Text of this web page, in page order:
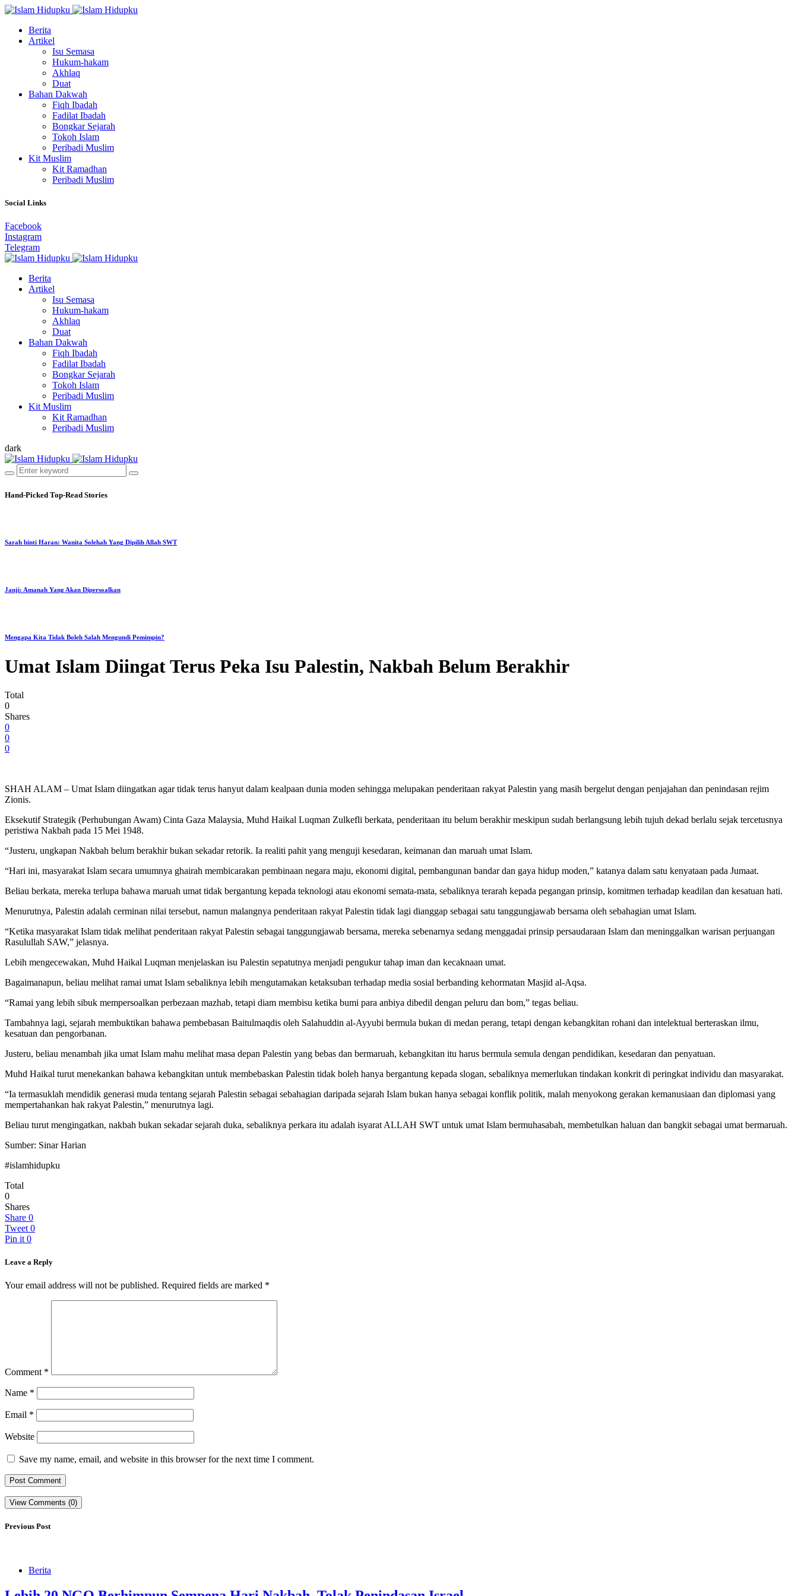
Berita
Artikel
Isu Semasa
Hukum-hakam
Akhlaq
Duat
Bahan Dakwah
Fiqh Ibadah
Fadilat Ibadah
Bongkar Sejarah
Tokoh Islam
Peribadi Muslim
Kit Muslim
Kit Ramadhan
Peribadi Muslim
Social Links
Facebook
Instagram
Telegram
Berita
Artikel
Isu Semasa
Hukum-hakam
Akhlaq
Duat
Bahan Dakwah
Fiqh Ibadah
Fadilat Ibadah
Bongkar Sejarah
Tokoh Islam
Peribadi Muslim
Kit Muslim
Kit Ramadhan
Peribadi Muslim
dark
Hand-Picked Top-Read Stories
Sarah binti Haran: Wanita Solehah Yang Dipilih Allah SWT
Janji: Amanah Yang Akan Dipersoalkan
Mengapa Kita Tidak Boleh Salah Mengundi Pemimpin?
Umat Islam Diingat Terus Peka Isu Palestin, Nakbah Belum Berakhir
Total
0
Shares
0
0
0
SHAH ALAM – Umat Islam diingatkan agar tidak terus hanyut dalam kealpaan dunia moden sehingga melupakan penderitaan rakyat Palestin yang masih bergelut dengan penjajahan dan penindasan rejim
Zionis.
Eksekutif Strategik (Perhubungan Awam) Cinta Gaza Malaysia, Muhd Haikal Luqman Zulkefli berkata, penderitaan itu belum berakhir meskipun sudah berlangsung lebih tujuh dekad berlalu sejak tercetusnya
peristiwa Nakbah pada 15 Mei 1948.
“Justeru, ungkapan Nakbah belum berakhir bukan sekadar retorik. Ia realiti pahit yang menguji kesedaran, keimanan dan maruah umat Islam.
“Hari ini, masyarakat Islam secara umumnya ghairah membicarakan pembinaan negara maju, ekonomi digital, pembangunan bandar dan gaya hidup moden,” katanya dalam satu kenyataan pada Jumaat.
Beliau berkata, mereka terlupa bahawa maruah umat tidak bergantung kepada teknologi atau ekonomi semata-mata, sebaliknya terarah kepada pegangan prinsip, komitmen terhadap keadilan dan kesatuan hati.
Menurutnya, Palestin adalah cerminan nilai tersebut, namun malangnya penderitaan rakyat Palestin tidak lagi dianggap sebagai satu tanggungjawab bersama oleh sebahagian umat Islam.
“Ketika masyarakat Islam tidak melihat penderitaan rakyat Palestin sebagai tanggungjawab bersama, mereka sebenarnya sedang menggadai prinsip persaudaraan Islam dan meninggalkan warisan perjuangan
Rasulullah SAW,” jelasnya.
Lebih mengecewakan, Muhd Haikal Luqman menjelaskan isu Palestin sepatutnya menjadi pengukur tahap iman dan kecaknaan umat.
Bagaimanapun, beliau melihat ramai umat Islam sebaliknya lebih mengutamakan ketaksuban terhadap media sosial berbanding kehormatan Masjid al-Aqsa.
“Ramai yang lebih sibuk mempersoalkan perbezaan mazhab, tetapi diam membisu ketika bumi para anbiya dibedil dengan peluru dan bom,” tegas beliau.
Tambahnya lagi, sejarah membuktikan bahawa pembebasan Baitulmaqdis oleh Salahuddin al-Ayyubi bermula bukan di medan perang, tetapi dengan kebangkitan rohani dan intelektual berteraskan ilmu,
kesatuan dan pengorbanan.
Justeru, beliau menambah jika umat Islam mahu melihat masa depan Palestin yang bebas dan bermaruah, kebangkitan itu harus bermula semula dengan pendidikan, kesedaran dan penyatuan.
Muhd Haikal turut menekankan bahawa kebangkitan untuk membebaskan Palestin tidak boleh hanya bergantung kepada slogan, sebaliknya memerlukan tindakan konkrit di peringkat individu dan masyarakat.
“Ia termasuklah mendidik generasi muda tentang sejarah Palestin sebagai sebahagian daripada sejarah Islam bukan hanya sebagai konflik politik, malah menyokong gerakan kemanusiaan dan diplomasi yang
mempertahankan hak rakyat Palestin,” menurutnya lagi.
Beliau turut mengingatkan, nakbah bukan sekadar sejarah duka, sebaliknya perkara itu adalah isyarat ALLAH SWT untuk umat Islam bermuhasabah, membetulkan haluan dan bangkit sebagai umat bermaruah.
Sumber: Sinar Harian
#islamhidupku
Total
0
Shares
Share 0
Tweet 0
Pin it 0
Leave a Reply
Your email address will not be published. Required fields are marked *
Comment *
Name *
Email *
Website
Save my name, email, and website in this browser for the next time I comment.
View Comments (0)
Previous Post
Berita